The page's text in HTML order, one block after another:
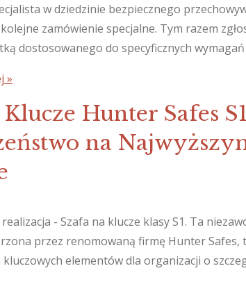
w dziedzinie bezpiecznego
zamówienie specjalne. Tym razem
dostosowanego do specyficznych
»
Hunter Safes
na
- Szafa na klucze klasy S1. Ta
przez renomowaną firmę Hunter
elementów dla organizacji o